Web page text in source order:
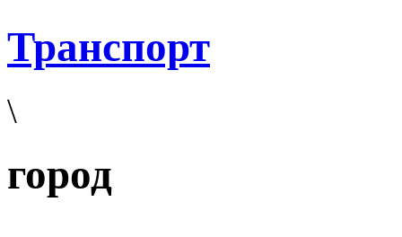
Транспорт
\
город